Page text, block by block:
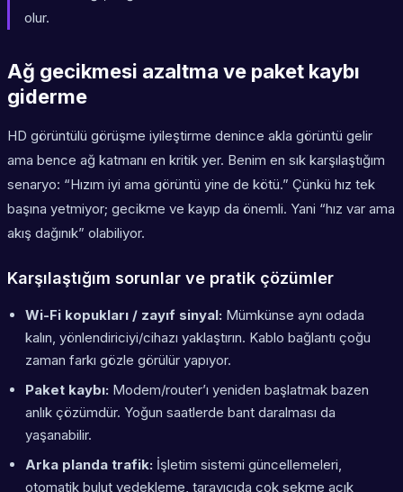
olur.
Ağ gecikmesi azaltma ve paket kaybı
giderme
HD görüntülü görüşme iyileştirme denince akla görüntü gelir
ama bence ağ katmanı en kritik yer. Benim en sık karşılaştığım
senaryo: “Hızım iyi ama görüntü yine de kötü.” Çünkü hız tek
başına yetmiyor; gecikme ve kayıp da önemli. Yani “hız var ama
akış dağınık” olabiliyor.
Karşılaştığım sorunlar ve pratik çözümler
Wi-Fi kopukları / zayıf sinyal: Mümkünse aynı odada
kalın, yönlendiriciyi/cihazı yaklaştırın. Kablo bağlantı çoğu
zaman farkı gözle görülür yapıyor.
Paket kaybı: Modem/router’ı yeniden başlatmak bazen
anlık çözümdür. Yoğun saatlerde bant daralması da
yaşanabilir.
Arka planda trafik: İşletim sistemi güncellemeleri,
otomatik bulut yedekleme, tarayıcıda çok sekme açık